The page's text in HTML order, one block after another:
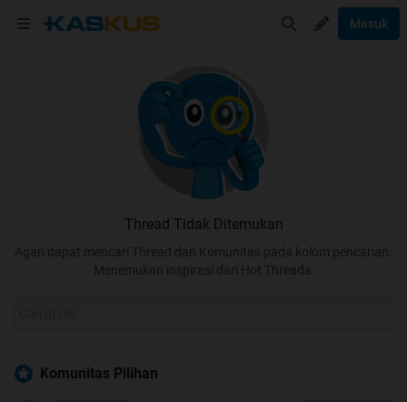
Masuk
Thread Tidak Ditemukan
Agan dapat mencari Thread dan Komunitas pada kolom pencarian.
Menemukan inspirasi dari Hot Threads.
Komunitas Pilihan